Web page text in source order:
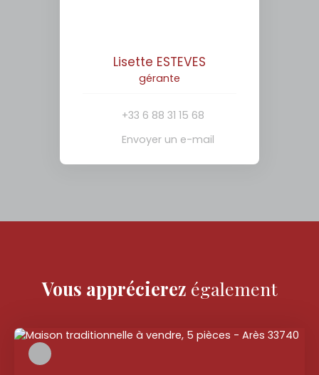
Lisette ESTEVES
gérante
+33 6 88 31 15 68
Envoyer un e-mail
Vous apprécierez également